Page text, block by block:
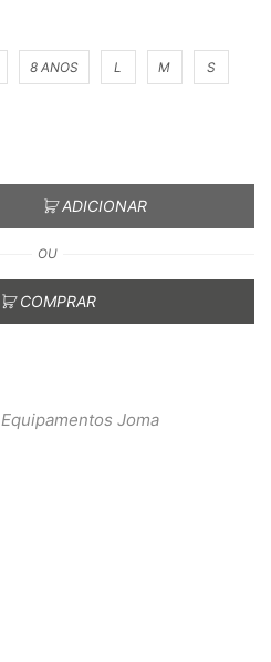
8 ANOS L M S
ADICIONAR
OU
COMPRAR
Equipamentos Joma